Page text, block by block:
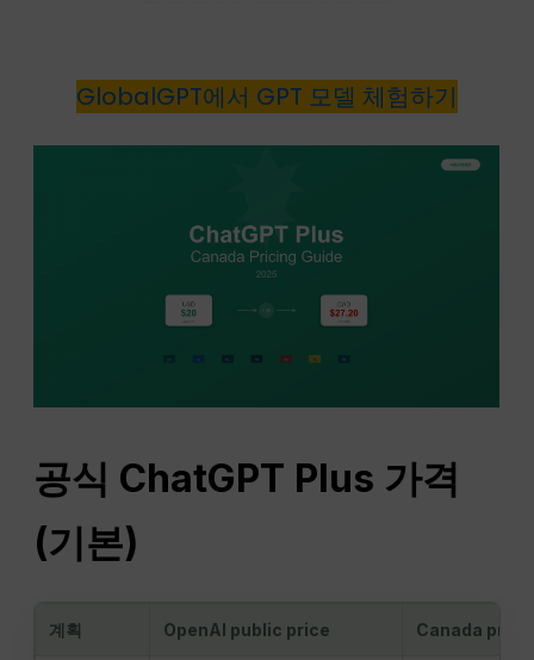
GlobalGPT에서 GPT 모델 체험하기
공식 ChatGPT Plus 가격
(기본)
계획 OpenAI public price Canada